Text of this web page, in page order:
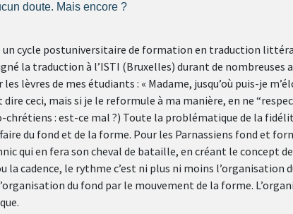
doute. Mais encore ?
un cycle postuniversitaire de formation en traduction
la traduction à l’ISTI (Bruxelles) durant de
les lèvres de mes étudiants : « Madame, jusqu’où puis-je
dire ceci, mais si je le reformule à ma manière, en ne
chrétiens : est-ce mal ?) Toute la problématique de la
du fond et de la forme. Pour les Parnassiens fond et
qui en fera son cheval de bataille, en créant le concept
la cadence, le rythme c’est ni plus ni moins l’organisation
du fond par le mouvement de la forme.